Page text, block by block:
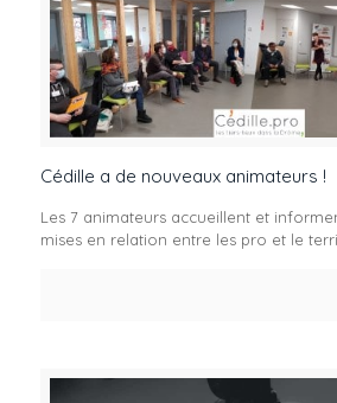
Cédille a de nouveaux animateurs !
Les 7 animateurs accueillent et
mises en relation entre les pro et le